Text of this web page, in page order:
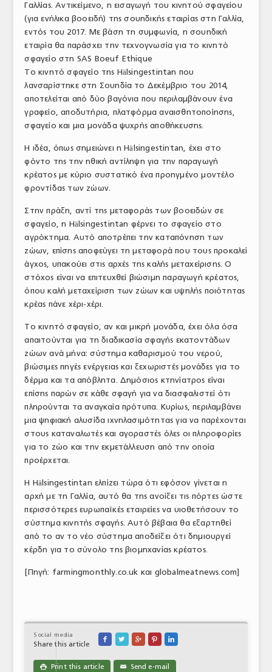
ΥΠΗΡΕΣΙΕΣ
ΕΜΠΟΡΙΚΟΙ ΑΝΤΙΠΡΟΣΩΠΟΙ
ΕΛΛΗΝΙΚΗ ΝΟΜΟΘΕΣΙΑ
ΕΥΡΩΠΑΪΚΗ ΝΟΜΟΘΕΣΙΑ
Profile
ΑΡΧΕΙΟ ΤΕΥΧΩΝ
ΣΥΝΕΔΡΙΟ ΚΡΕΑΤΟΣ
Γαλλίας. Αντικείμενο, η εισαγωγή του κινητού σφαγείου
(για ενήλικα βοοειδή) της σουηδικής εταιρίας στη Γαλλία,
εντός του 2017. Με βάση τη συμφωνία, η σουηδική
εταιρία θα παράσχει την τεχνογνωσία για το κινητό
σφαγείο στη SAS Boeuf Ethique
Το κινητό σφαγείο της Hälsingestintan που
λανσαρίστηκε στη Σουηδία το Δεκέμβριο του 2014,
αποτελείται από δύο βαγόνια που περιλαμβάνουν ένα
γραφείο, αποδυτήρια, πλατφόρμα αναισθητοποίησης,
σφαγείο και μια μονάδα ψυχρής αποθήκευσης.
Η ιδέα, όπως σημειώνει η Hälsingestintan, έχει στο
φόντο της την ηθική αντίληψη για την παραγωγή
κρέατος με κύριο συστατικό ένα προηγμένο μοντέλο
φροντίδας των ζώων.
Στην πράξη, αντί της μεταφοράς των βοοειδών σε
σφαγείο, η Hälsingestintan φέρνει το σφαγείο στο
αγρόκτημα. Αυτό αποτρέπει την καταπόνηση των
ζώων, επίσης αποφεύγει τη μεταφορά που τους προκαλεί
άγχος, υπακούει στις αρχές της καλής μεταχείρισης. Ο
στόχος είναι να επιτευχθεί βιώσιμη παραγωγή κρέατος,
όπου καλή μεταχείριση των ζώων και υψηλής ποιότητας
κρέας πάνε χέρι-χέρι.
Το κινητό σφαγείο, αν και μικρή μονάδα, έχει όλα όσα
απαιτούνται για τη διαδικασία σφαγής εκατοντάδων
ζώων ανά μήνα: σύστημα καθαρισμού του νερού,
βιώσιμες πηγές ενέργειας και ξεχωριστές μονάδες για το
δέρμα και τα απόβλητα. Δημόσιος κτηνίατρος είναι
επίσης παρών σε κάθε σφαγή για να διασφαλιστεί ότι
πληρούνται τα αναγκαία πρότυπα. Κυρίως, περιλαμβάνει
μια ψηφιακή αλυσίδα ιχνηλασιμότητας για να παρέχονται
στους καταναλωτές και αγοραστές όλες οι πληροφορίες
για το ζώο και την εκμετάλλευση από την οποία
προέρχεται.
Η Hälsingestintan ελπίζει τώρα ότι εφόσον γίνεται η
αρχή με τη Γαλλία, αυτό θα της ανοίξει τις πόρτες ώστε
περισσότερες ευρωπαϊκές εταιρείες να υιοθετήσουν το
σύστημα κινητής σφαγής. Αυτό βέβαια θα εξαρτηθεί
από το αν το νέο σύστημα αποδείξει ότι δημιουργεί
κέρδη για το σύνολο της βιομηχανίας κρέατος.
[Πηγή: farmingmonthly.co.uk και globalmeatnews.com]
Social media
Share this article
    
 Print this article ✉ Send e-mail